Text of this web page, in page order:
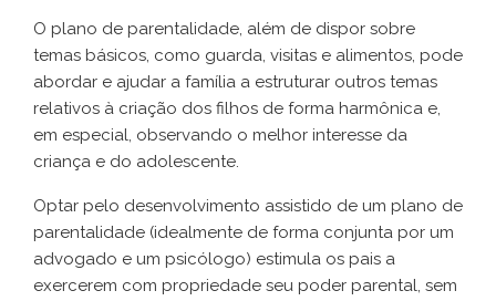
O plano de parentalidade, além de dispor sobre
temas básicos, como guarda, visitas e alimentos, pode
abordar e ajudar a família a estruturar outros temas
relativos à criação dos filhos de forma harmônica e,
em especial, observando o melhor interesse da
criança e do adolescente.
Optar pelo desenvolvimento assistido de um plano de
parentalidade (idealmente de forma conjunta por um
advogado e um psicólogo) estimula os pais a
exercerem com propriedade seu poder parental, sem